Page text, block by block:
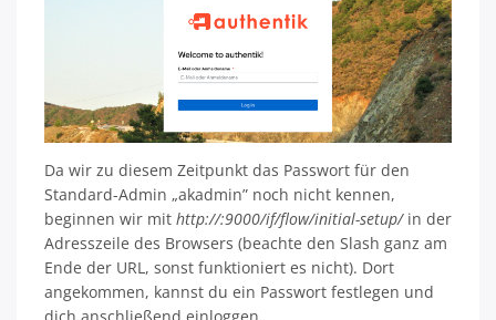
Da wir zu diesem Zeitpunkt das Passwort für den
Standard-Admin „akadmin” noch nicht kennen,
beginnen wir mit http://:9000/if/flow/initial-setup/ in der
Adresszeile des Browsers (beachte den Slash ganz am
Ende der URL, sonst funktioniert es nicht). Dort
angekommen, kannst du ein Passwort festlegen und